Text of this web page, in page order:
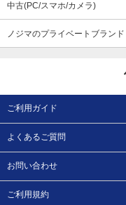
中古(PC/スマホ/カメラ)
ノジマのプライベートブランド
ご利用ガイド
よくあるご質問
お問い合わせ
ご利用規約